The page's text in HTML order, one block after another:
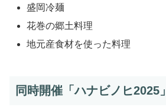
盛岡冷麺
花巻の郷土料理
地元産食材を使った料理
同時開催「ハナビノヒ2025」